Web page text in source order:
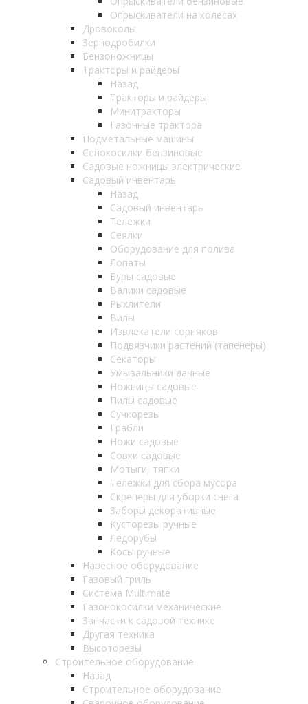
Опрыскиватели на колесах
Дровоколы
Зернодробилки
Бензоножницы
Тракторы и райдеры
Назад
Тракторы и райдеры
Минитракторы
Газонные трактора
Подметальные машины
Сенокосилки бензиновые
Садовые ножницы электрические
Садовый инвентарь
Назад
Садовый инвентарь
Тележки
Сеялки
Оборудование для полива
Лопаты
Буры садовые
Валики садовые
Рыхлители
Вилы
Извлекатели сорняков
Подвязчики растений (тапенеры)
Секаторы
Умывальники дачные
Ножницы садовые
Пилы садовые
Сучкорезы
Грабли
Ножи садовые
Совки садовые
Мотыги, тяпки
Тележки для сбора мусора
Скреперы для уборки снега
Заборы декоративные
Кусторезы ручные
Ледорубы
Косы ручные
Навесное оборудование
Газовый гриль
Система Multimate
Газонокосилки механические
Запчасти к садовой технике
Другая техника
Высоторезы
Строительное оборудование
Назад
Строительное оборудование